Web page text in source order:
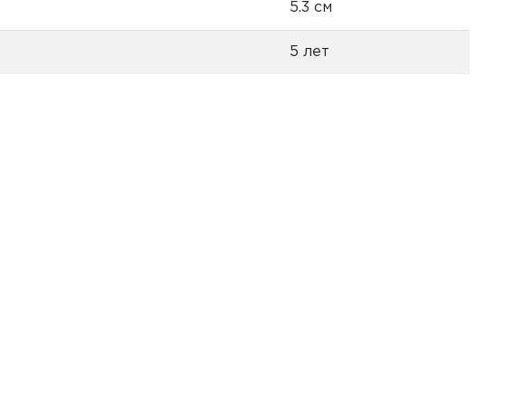
5.3 см
5 лет